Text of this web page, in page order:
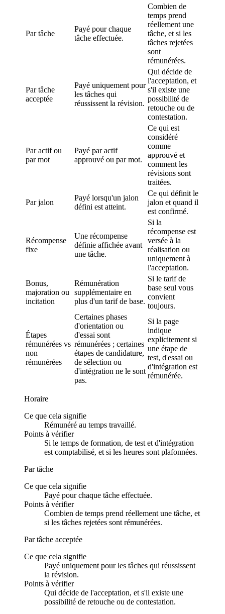
Par tâche
Payé pour chaque
tâche effectuée.
Combien de
temps prend
réellement une
tâche, et si les
tâches rejetées
sont
rémunérées.
Par tâche
acceptée
Payé uniquement pour
les tâches qui
réussissent la révision.
Qui décide de
l'acceptation, et
s'il existe une
possibilité de
retouche ou de
contestation.
Par actif ou
par mot
Payé par actif
approuvé ou par mot.
Ce qui est
considéré
comme
approuvé et
comment les
révisions sont
traitées.
Par jalon
Payé lorsqu'un jalon
défini est atteint.
Ce qui définit le
jalon et quand il
est confirmé.
Récompense
fixe
Une récompense
définie affichée avant
une tâche.
Si la
récompense est
versée à la
réalisation ou
uniquement à
l'acceptation.
Bonus,
majoration ou
incitation
Rémunération
supplémentaire en
plus d'un tarif de base.
Si le tarif de
base seul vous
convient
toujours.
Étapes
rémunérées vs
non
rémunérées
Certaines phases
d'orientation ou
d'essai sont
rémunérées ; certaines
étapes de candidature,
de sélection ou
d'intégration ne le sont
pas.
Si la page
indique
explicitement si
une étape de
test, d'essai ou
d'intégration est
rémunérée.
Horaire
Ce que cela signifie
Rémunéré au temps travaillé.
Points à vérifier
Si le temps de formation, de test et d'intégration
est comptabilisé, et si les heures sont plafonnées.
Par tâche
Ce que cela signifie
Payé pour chaque tâche effectuée.
Points à vérifier
Combien de temps prend réellement une tâche, et
si les tâches rejetées sont rémunérées.
Par tâche acceptée
Ce que cela signifie
Payé uniquement pour les tâches qui réussissent
la révision.
Points à vérifier
Qui décide de l'acceptation, et s'il existe une
possibilité de retouche ou de contestation.